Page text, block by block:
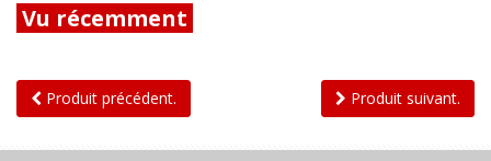
Vu récemment
Produit précédent. Produit suivant.